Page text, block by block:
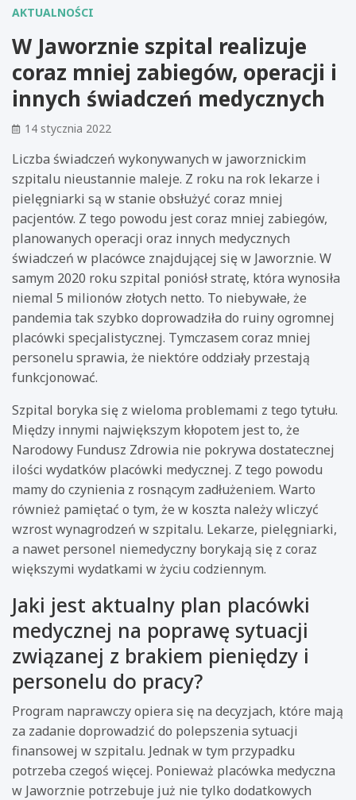
AKTUALNOŚCI
W Jaworznie szpital realizuje
coraz mniej zabiegów, operacji i
innych świadczeń medycznych
14 stycznia 2022
Liczba świadczeń wykonywanych w jaworznickim
szpitalu nieustannie maleje. Z roku na rok lekarze i
pielęgniarki są w stanie obsłużyć coraz mniej
pacjentów. Z tego powodu jest coraz mniej zabiegów,
planowanych operacji oraz innych medycznych
świadczeń w placówce znajdującej się w Jaworznie. W
samym 2020 roku szpital poniósł stratę, która wynosiła
niemal 5 milionów złotych netto. To niebywałe, że
pandemia tak szybko doprowadziła do ruiny ogromnej
placówki specjalistycznej. Tymczasem coraz mniej
personelu sprawia, że niektóre oddziały przestają
funkcjonować.
Szpital boryka się z wieloma problemami z tego tytułu.
Między innymi największym kłopotem jest to, że
Narodowy Fundusz Zdrowia nie pokrywa dostatecznej
ilości wydatków placówki medycznej. Z tego powodu
mamy do czynienia z rosnącym zadłużeniem. Warto
również pamiętać o tym, że w koszta należy wliczyć
wzrost wynagrodzeń w szpitalu. Lekarze, pielęgniarki,
a nawet personel niemedyczny borykają się z coraz
większymi wydatkami w życiu codziennym.
Jaki jest aktualny plan placówki
medycznej na poprawę sytuacji
związanej z brakiem pieniędzy i
personelu do pracy?
Program naprawczy opiera się na decyzjach, które mają
za zadanie doprowadzić do polepszenia sytuacji
finansowej w szpitalu. Jednak w tym przypadku
potrzeba czegoś więcej. Ponieważ placówka medyczna
w Jaworznie potrzebuje już nie tylko dodatkowych